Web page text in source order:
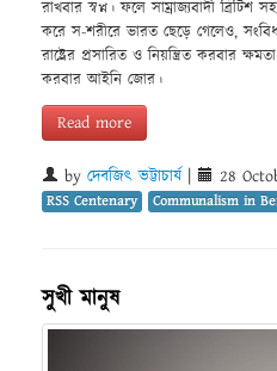
রাখবার স্বপ্ন। ফলে সাম্রাজ্যবাদী
করে স-শরীরে ভারত ছেড়ে গেলেও,
রাষ্ট্রের প্রসারিত ও নিয়ন্ত্রিত করবার
করবার আইনি জোর।
Read more
by দেবজিৎ ভট্টাচার্য 28
RSS Centenary Communalism in
সুখী মানুষ